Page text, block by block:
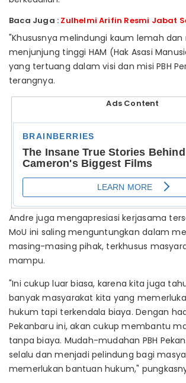
Baca Juga : Zulhelmi Arifin Resmi Jabat
"Khususnya melindungi kaum lemah dan
menjunjung tinggi HAM (Hak Asasi
yang tertuang dalam visi dan misi PBH
terangnya.
Ads Content
Andre juga mengapresiasi kerjasama
MoU ini saling menguntungkan dalam
masing-masing pihak, terkhusus
mampu.
"Ini cukup luar biasa, karena kita juga
banyak masyarakat kita yang
hukum tapi terkendala biaya. Dengan
Pekanbaru ini, akan cukup membantu
tanpa biaya. Mudah-mudahan PBH
selalu dan menjadi pelindung bagi
memerlukan bantuan hukum,"